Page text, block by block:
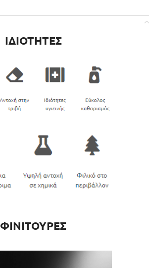
ΙΔΙΟΤΗΤΕΣ
ΦΙΝΙΤΟΥΡΕΣ